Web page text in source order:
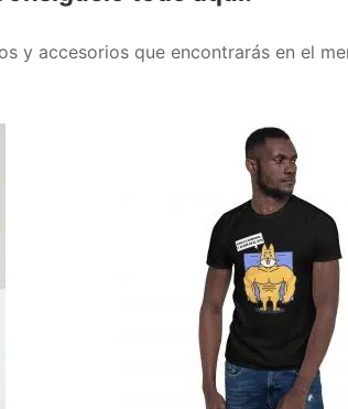
y accesorios que encontrarás en el